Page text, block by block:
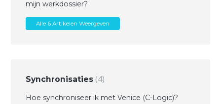
mijn werkdossier?
Alle 6 Artikelen Weergeven
Synchronisaties 4
Hoe synchroniseer ik met Venice (C-Logic)?